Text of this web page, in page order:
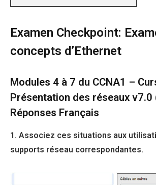
Examen Checkpoint:
concepts d’Ethernet
Modules 4 à 7 du CCNA1 –
Présentation des réseaux v7.0
Réponses Français
1. Associez ces situations aux
supports réseau correspondantes.